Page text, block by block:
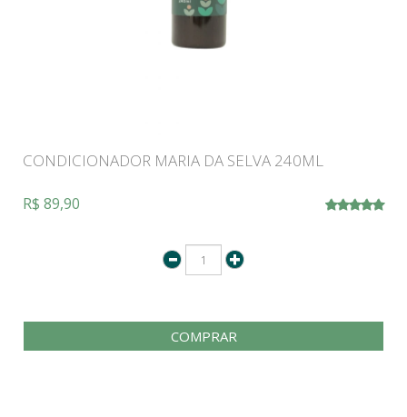
CONDICIONADOR MARIA DA SELVA 240ML
R$ 89,90
COMPRAR